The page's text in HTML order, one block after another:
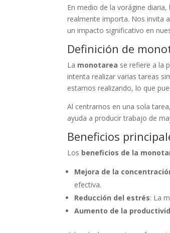
En medio de la vorágine
realmente importa. Nos invita
un impacto significativo en
Definición de
La monotarea se refiere a la
intenta realizar varias tareas
estamos realizando, lo que
Al centrarnos en una sola
ayuda a producir trabajo de
Beneficios
Los beneficios de la
Mejora de la
efectiva.
Reducción del estrés: La
Aumento de la